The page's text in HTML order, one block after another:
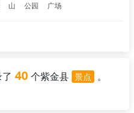
山 公园 广场
40 个紫金县 景点 。